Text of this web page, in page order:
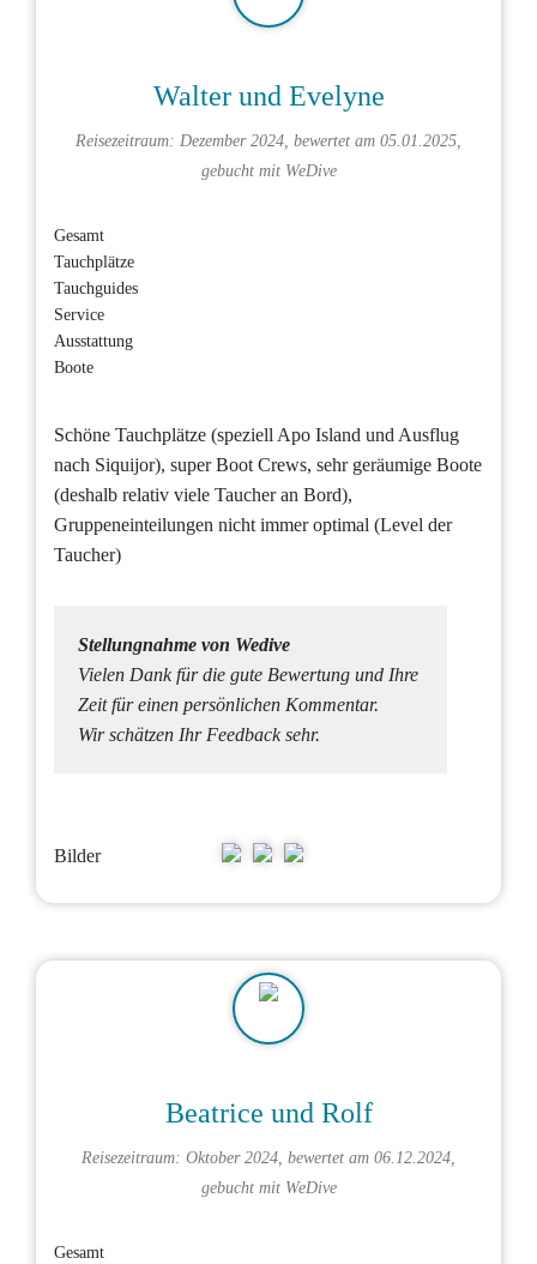
Walter und Evelyne
Reisezeitraum: Dezember 2024, bewertet am 05.01.2025,
gebucht mit WeDive
Gesamt
Tauchplätze
Tauchguides
Service
Ausstattung
Boote
Schöne Tauchplätze (speziell Apo Island und Ausflug
nach Siquijor), super Boot Crews, sehr geräumige Boote
(deshalb relativ viele Taucher an Bord),
Gruppeneinteilungen nicht immer optimal (Level der
Taucher)
Stellungnahme von Wedive
Vielen Dank für die gute Bewertung und Ihre
Zeit für einen persönlichen Kommentar.
Wir schätzen Ihr Feedback sehr.
Bilder
Beatrice und Rolf
Reisezeitraum: Oktober 2024, bewertet am 06.12.2024,
gebucht mit WeDive
Gesamt